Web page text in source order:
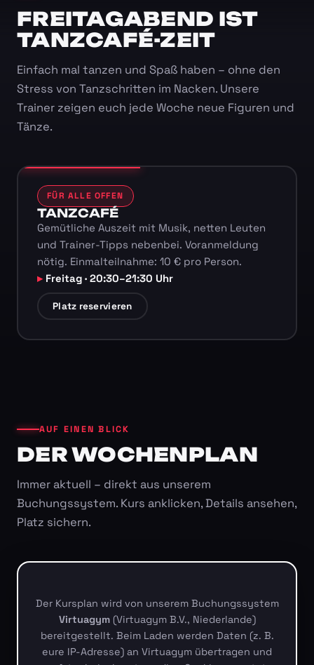
FREITAGABEND IST
TANZCAFÉ-ZEIT
Einfach mal tanzen und Spaß haben – ohne den
Stress von Tanzschritten im Nacken. Unsere
Trainer zeigen euch jede Woche neue Figuren und
Tänze.
FÜR ALLE OFFEN
TANZCAFÉ
Gemütliche Auszeit mit Musik, netten Leuten
und Trainer-Tipps nebenbei. Voranmeldung
nötig. Einmalteilnahme: 10 € pro Person.
Freitag · 20:30–21:30 Uhr
Platz reservieren
AUF EINEN BLICK
DER WOCHENPLAN
Immer aktuell – direkt aus unserem
Buchungssystem. Kurs anklicken, Details ansehen,
Platz sichern.
Der Kursplan wird von unserem Buchungssystem
Virtuagym(Virtuagym B.V., Niederlande)
bereitgestellt. Beim Laden werden Daten (z. B.
eure IP-Adresse) an Virtuagym übertragen und